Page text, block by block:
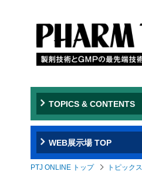
TOPICS & CONTENTS
WEB展示場 TOP
PTJ ONLINE トップ トピックス